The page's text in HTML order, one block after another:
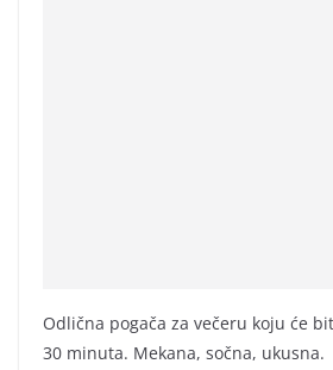
Odlična pogača za večeru koju će
30 minuta. Mekana, sočna, ukusna.